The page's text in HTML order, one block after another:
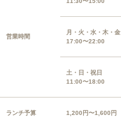
営業時間
月・火・水・木・金
17:00〜22:00
土・日・祝日
11:00〜18:00
ランチ予算 1,200円〜1,600円